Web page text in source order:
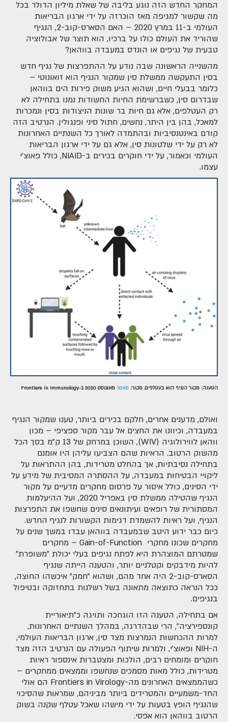
המחקר החדש הזה נוגע בליבה של שאלת מיליון הדולר בכל
מה שקשור למגיפה מאז הוכרזה על ידי ארגון הבריאות
העולמי ב-11 במרץ 2020 – האם הסארס-קוב-2, הנגיף
שהוריד את העולם כולו על ברכיו, הוא תוצר של אבולוציה
טבעית של נגיפים או הונדס במעבדה בווהאן?
מהשנייה הראשונה שבה נודע על ההתפרצות של נגיף חדש
בסין התעקשה ממשלת סין שמקור הנגיף הוא זואונוטי –
כלומר בבעלי חיים, ושהוא הגיע משוק פירות הים בווהאן
שבדרום סין, כשברשימת החיות החשודות נמנו בתחילה לא
רק העטלפים, אלא גם חיות בר שונות הניצודות בסין ונמכרות
למאכל, בהן בין היתר, נחשים, חתול סיני ופנגולין. הנרטיב הזה
קודם באינטנסיביות ובהתמדה לאורך כל השנתיים האחרונות
לא רק על ידי שלטונות סין, אלא גם על ידי ארגון הבריאות
העולמי וכאמור, על ידי חוקרים בכירים ב-NIAID, כולל פאוצ'י
עצמו.
הטענה: מקור הנגיף הוא בעטלפים. מקור: מאמר מאוגוסט 2020 ב-Frontiers in Immunology
ואולם, מדענים אחרים, חלקם בכירים ביותר, טענו שמקור הנגיף
במעבדה, וכיוונו את החצים אל עבר מקור ספציפי – מכון
ווהאן לווירולוגיה (WIV), השוכן במרחק של 13 ק"מ בסך הכל
מהשוק הרטוב. הראיות שהם הצביעו עליהן היו אומנם
בתחילה נסיבתיות, אך בהחלט מטרידות, בהן ההתראות על
ליקויי הבטיחות במעבדה, על ההסתרה המסיבית של מידע על
ידי הסינים, כולל איסור על פרסום מחקרים מדעיים על מקור
הנגיף שהטילה ממשלת סין באפריל 2020, ועל ההיעלמות
המסתורית של רופאים ועיתונאים סינים שחשפו את התפרצות
הנגיף, ועל ראיות להשמדת דגימות הקשורות לנגיף החדש.
כיום כבר ידוע היטב שבמעבדה בווהאן עבדו במשך שנים על
מחקרים שכונו מחקרי Gain-of-Function – מחקרים
שמטרתם המוצהרת היא לפתח נגיפים בעלי יכולת "משופרת"
להיות מידבקים וקטלניים יותר, והטענה הייתה שנגיף
הסארס-קוב-2 היה אחד מהם, ושהוא "חמק" איכשהו החוצה,
ככל הנראה כתוצאה מתאונה בשל רשלנות בתחזוקה ובטיפול
בנגיפים.
אם בתחילה, הטענה הזו הוגחכה ותויגה כ"תיאוריית
קונספירציה", הרי שבהדרגה, במהלך השנתיים האחרונות,
למרות ההכחשות הנמרצות מצד סין, ארגון הבריאות העולמי,
ה-NIH ופאוצ'י, ולמרות שיתוף הפעולה עם הנרטיב הזה מצד
חוקרים ומומחים רבים, הולכות ומצטברות אינספור ראיות
מטרידות, כולל מאות מסמכים שנחשפו וממצאים ממחקרים –
כשהממצאים האחרונים מה-Frontiers in Virology הם אולי
החד-משמעיים והמטרידים ביותר מביניהם, שמראות שהסיכוי
שהנגיף הופץ בטעות על ידי מישהו שאכל עטלף שקנה בשוק
הרטוב בווהאן הוא אפסי.